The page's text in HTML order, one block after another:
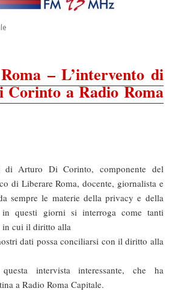
– L’intervento di
a Radio Roma
di Arturo Di Corinto, componente del
di Liberare Roma, docente, giornalista e
sempre le materie della privacy e della
in questi giorni si interroga come tanti
in cui il diritto alla
dati possa conciliarsi con il diritto alla
intervista interessante, che ha
a Radio Roma Capitale.